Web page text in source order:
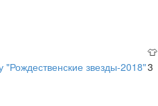
👕
звезды-2018"3